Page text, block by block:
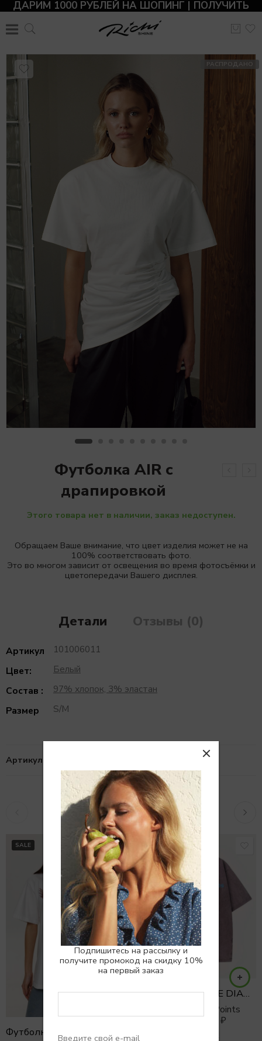
Подпишитесь на рассылку и
получите промокод на скидку 10%
на первый заказ
ДАРИМ 1000 РУБЛЕЙ НА ШОПИНГ | ПОЛУЧИТЬ
РАСПРОДАНО
Футболка AIR с
драпировкой
Этого товара нет в наличии, заказ недоступен.
Обращаем Ваше внимание, что цвет изделия может не на
100% соответствовать фото.
Это во многом зависит от освещения во время фотосъёмки и
цветопередачи Вашего дисплея.
Детали Отзывы (0)
Артикул
101006011
Цвет:
Белый
Состав :
97% хлопок, 3% эластан
Размер
S/M
Артикул:
Похожие товары
SALE SALE
Футболка VINTAGE DIAMONDS с голубым принтом
Earn 0 Reward Points
4500 ₽